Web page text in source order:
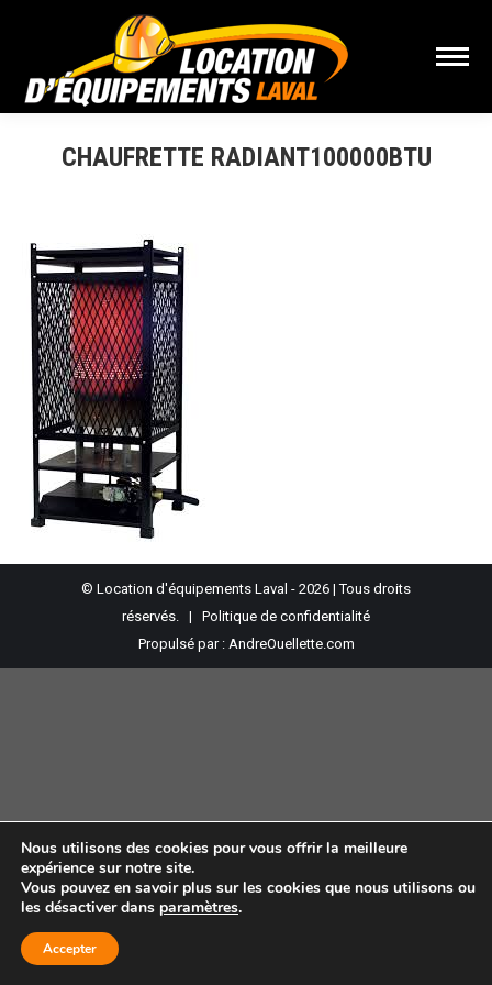
CHAUFRETTE RADIANT100000BTU
© Location d'équipements Laval - 2026 | Tous droits
réservés. | Politique de confidentialité
Propulsé par : AndreOuellette.com
Nous utilisons des cookies pour vous offrir la meilleure
expérience sur notre site.
Vous pouvez en savoir plus sur les cookies que nous utilisons ou
les désactiver dans paramètres.
Accepter